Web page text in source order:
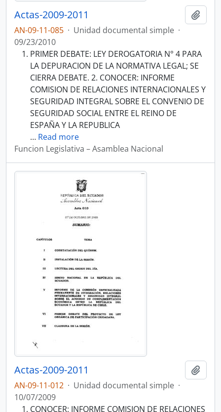
Actas-2009-2011
AN-09-11-085 · Unidad documental simple ·
09/23/2010
PRIMER DEBATE: LEY DEROGATORIA N° 4 PARA
LA DEPURACION DE LA NORMATIVA LEGAL; SE
CIERRA DEBATE. 2. CONOCER: INFORME
COMISION DE RELACIONES INTERNACIONALES Y
SEGURIDAD INTEGRAL SOBRE EL CONVENIO DE
SEGURIDAD SOCIAL ENTRE EL REINO DE
ESPAÑA Y LA REPUBLICA
… Read more
Funcion Legislativa – Asamblea Nacional
Actas-2009-2011
AN-09-11-012 · Unidad documental simple ·
10/07/2009
CONOCER: INFORME COMISION DE RELACIONES